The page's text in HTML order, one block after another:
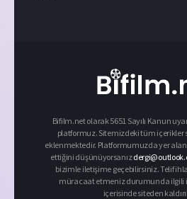
Bifilm.net olarak 5651 Sayılı Kanun
platformuz. Sitemizdeki tüm içerikler
eklenmektedir. Platformumuzda yer
ettiğini düşünüyorsanız
bizimle iletişime geçebilirsiniz. Telif
müracaat etmeniz durumunda ilgili
içerisinde siteden